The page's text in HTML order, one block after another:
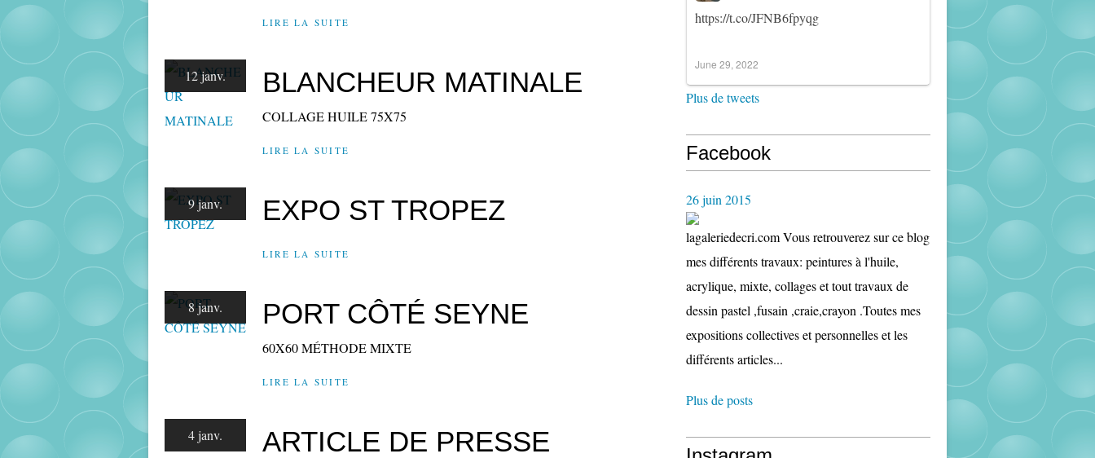
LIRE LA SUITE
12 janv. BLANCHEUR MATINALE
COLLAGE HUILE 75X75
LIRE LA SUITE
9 janv. EXPO ST TROPEZ
LIRE LA SUITE
8 janv. PORT CÔTÉ SEYNE
60X60 MÉTHODE MIXTE
LIRE LA SUITE
4 janv.
ARTICLE DE PRESSE
https://t.co/JFNB6fpyqg
June 29, 2022
Plus de tweets
Facebook
26 juin 2015
lagaleriedecri.com Vous retrouverez sur ce blog
mes différents travaux: peintures à l'huile,
acrylique, mixte, collages et tout travaux de
dessin pastel ,fusain ,craie,crayon .Toutes mes
expositions collectives et personnelles et les
différents articles...
Plus de posts